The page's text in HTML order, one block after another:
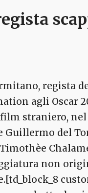
regista
agli Oscar
straniero, nel
del
non